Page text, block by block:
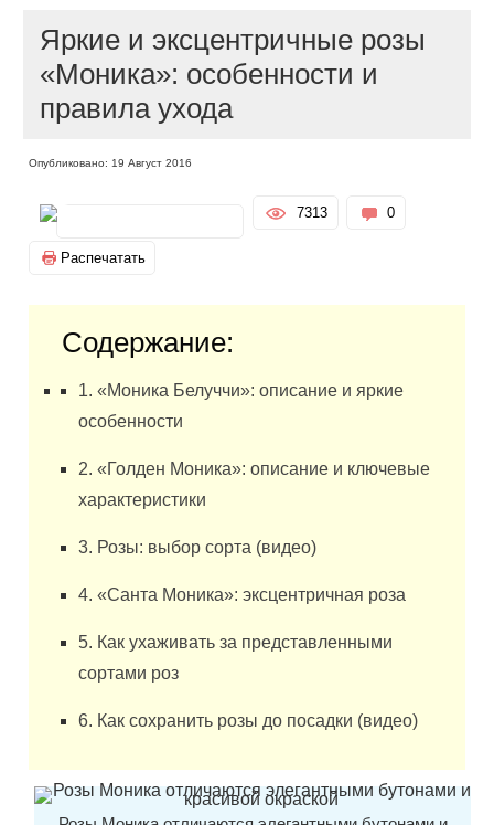
Яркие и эксцентричные розы
«Моника»: особенности и
правила ухода
Опубликовано: 19 Август 2016
7313 0
Распечатать
Содержание:
1. «Моника Белуччи»: описание и яркие
особенности
2. «Голден Моника»: описание и ключевые
характеристики
3. Розы: выбор сорта (видео)
4. «Санта Моника»: эксцентричная роза
5. Как ухаживать за представленными
сортами роз
6. Как сохранить розы до посадки (видео)